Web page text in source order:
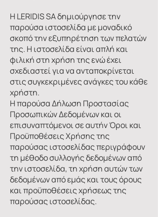
H LERIDIS SA δημιούργησε την
παρούσα ιστοσελίδα με μοναδικό
σκοπό την εξυπηρέτηση των πελατών
της. Η ιστοσελίδα είναι απλή και
φιλική στη χρήση της ενώ έχει
σχεδιαστεί για να ανταποκρίνεται
στις συγκεκριμένες ανάγκες του κάθε
χρήστη.
Η παρούσα Δήλωση Προστασίας
Προσωπικών Δεδομένων και οι
επισυναπτόμενοι σε αυτήν Όροι και
Προϋποθέσεις Χρήσης της
παρούσας ιστοσελίδας περιγράφουν
τη μέθοδο συλλογής δεδομένων από
την ιστοσελίδα, τη χρήση αυτών των
δεδομένων από εμάς και τους όρους
και προϋποθέσεις χρήσεως της
παρούσας ιστοσελίδας.